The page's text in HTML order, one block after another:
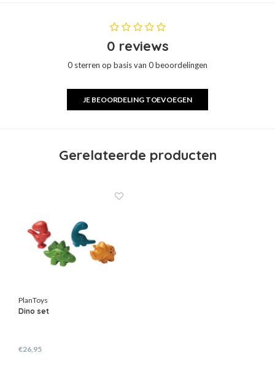
0 reviews
0 sterren op basis van 0 beoordelingen
JE BEOORDELING TOEVOEGEN
Gerelateerde producten
PlanToys
Dino set
€26,95